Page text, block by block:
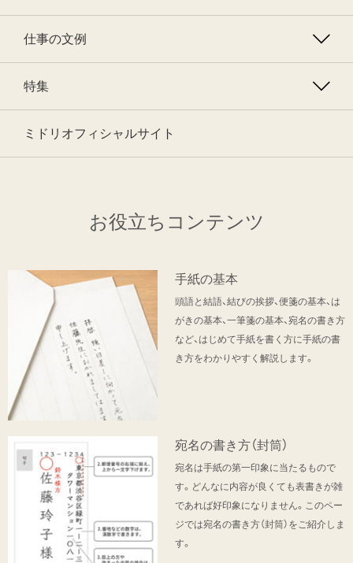
仕事の文例
特集
ミドリオフィシャルサイト
お役立ちコンテンツ
手紙の基本
頭語と結語、結びの挨拶、便箋の基本、は
がきの基本、一筆箋の基本、宛名の書き方
など、はじめて手紙を書く方に手紙の書
き方をわかりやすく解説します。
宛名の書き方（封筒）
宛名は手紙の第一印象に当たるもので
す。どんなに内容が良くても表書きが雑
であれば好印象になりません。このペー
ジでは宛名の書き方（封筒）をご紹介しま
す。